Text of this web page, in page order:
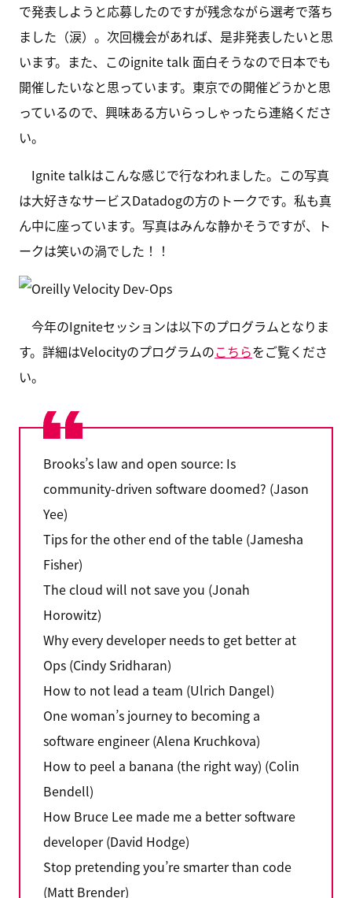
で発表しようと応募したのですが残念ながら選考で落ち
ました（涙）。次回機会があれば、是非発表したいと思
います。また、このignite talk 面白そうなので日本でも
開催したいなと思っています。東京での開催どうかと思
っているので、興味ある方いらっしゃったら連絡くださ
い。
Ignite talkはこんな感じで行なわれました。この写真
は大好きなサービスDatadogの方のトークです。私も真
ん中に座っています。写真はみんな静かそうですが、ト
ークは笑いの渦でした！！
今年のIgniteセッションは以下のプログラムとなりま
す。詳細はVelocityのプログラムのこちらをご覧くださ
い。
Brooks’s law and open source: Is
community-driven software doomed? (Jason
Yee)
Tips for the other end of the table (Jamesha
Fisher)
The cloud will not save you (Jonah
Horowitz)
Why every developer needs to get better at
Ops (Cindy Sridharan)
How to not lead a team (Ulrich Dangel)
One woman’s journey to becoming a
software engineer (Alena Kruchkova)
How to peel a banana (the right way) (Colin
Bendell)
How Bruce Lee made me a better software
developer (David Hodge)
Stop pretending you’re smarter than code
(Matt Brender)